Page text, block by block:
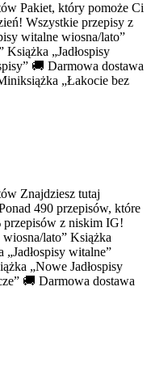
Pakiet, który pomoże Ci
Wszystkie przepisy z
witalne wiosna/lato”
Książka „Jadłospisy
🚚 Darmowa dostawa
„Łakocie bez
Znajdziesz tutaj
490 przepisów, które
przepisów z niskim IG!
wiosna/lato” Książka
„Jadłospisy witalne”
„Nowe Jadłospisy
🚚 Darmowa dostawa